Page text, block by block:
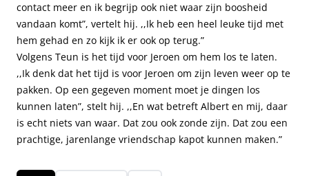
contact meer en ik begrijp ook niet waar zijn boosheid
vandaan komt”, vertelt hij. ,,Ik heb een heel leuke tijd met
hem gehad en zo kijk ik er ook op terug.”
Volgens Teun is het tijd voor Jeroen om hem los te laten.
,,Ik denk dat het tijd is voor Jeroen om zijn leven weer op te
pakken. Op een gegeven moment moet je dingen los
kunnen laten”, stelt hij. ,,En wat betreft Albert en mij, daar
is echt niets van waar. Dat zou ook zonde zijn. Dat zou een
prachtige, jarenlange vriendschap kapot kunnen maken.”